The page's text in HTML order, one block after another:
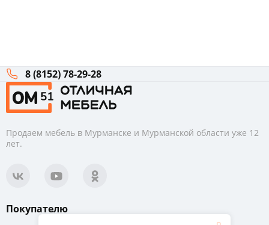
8 (8152) 78-29-28
Продаем мебель в Мурманске и Мурманской области уже 12
лет.
Покупателю